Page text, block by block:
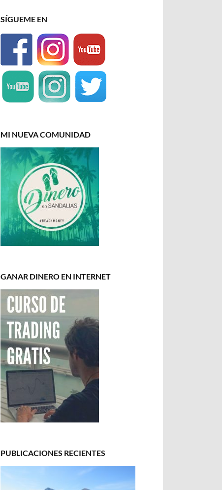
SÍGUEME EN
MI NUEVA COMUNIDAD
GANAR DINERO EN INTERNET
PUBLICACIONES RECIENTES